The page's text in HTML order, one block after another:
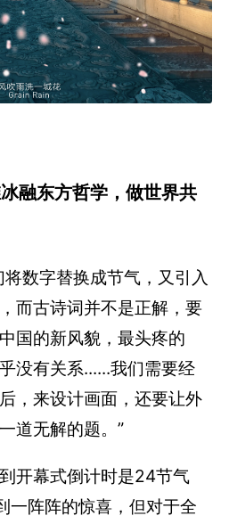
融东方哲学，做世界共
数字替换成节气，又引入
而古诗词并不是正解，要
国的新风貌，最头疼的
没有关系......我们需要经
，来设计画面，还要让外
道无解的题。”
开幕式倒计时是24节气
一阵阵的惊喜，但对于全